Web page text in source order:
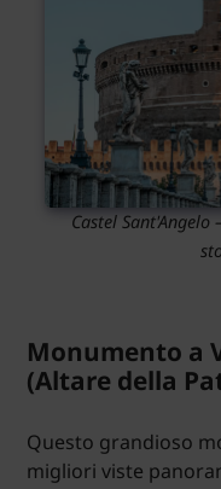
Castel Sant'Angelo
Monumento a
(Altare della
Questo grandioso
migliori viste